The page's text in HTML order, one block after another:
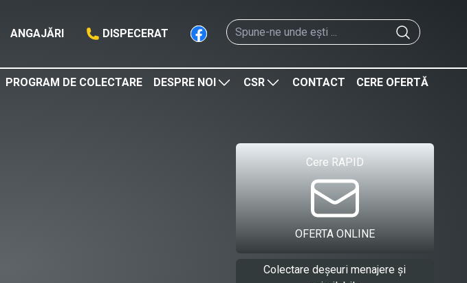
ANGAJĂRI DISPECERAT
PROGRAM DE COLECTARE DESPRE NOI CSR CONTACT CERE OFERTĂ
Cere RAPID
OFERTA ONLINE
Colectare deșeuri menajere și